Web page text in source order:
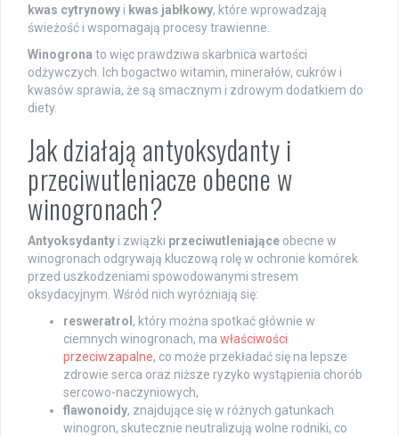
kwas cytrynowy i kwas jabłkowy, które wprowadzają
świeżość i wspomagają procesy trawienne.
Winogrona to więc prawdziwa skarbnica wartości
odżywczych. Ich bogactwo witamin, minerałów, cukrów i
kwasów sprawia, że są smacznym i zdrowym dodatkiem do
diety.
Jak działają antyoksydanty i
przeciwutleniacze obecne w
winogronach?
Antyoksydanty i związki przeciwutleniające obecne w
winogronach odgrywają kluczową rolę w ochronie komórek
przed uszkodzeniami spowodowanymi stresem
oksydacyjnym. Wśród nich wyróżniają się:
resweratrol , który można spotkać głównie w
ciemnych winogronach, ma właściwości
przeciwzapalne, co może przekładać się na lepsze
zdrowie serca oraz niższe ryzyko wystąpienia chorób
sercowo-naczyniowych,
flawonoidy, znajdujące się w różnych gatunkach
winogron, skutecznie neutralizują wolne rodniki, co